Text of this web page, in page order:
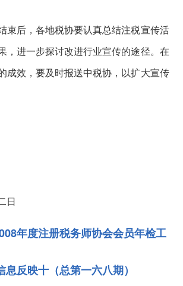
束后，各地税协要认真总结注税宣传活
，进一步探讨改进行业宣传的途径。在
成效，要及时报送中税协，以扩大宣传
日
年度注册税务师协会会员年检工
反映十（总第一六八期）